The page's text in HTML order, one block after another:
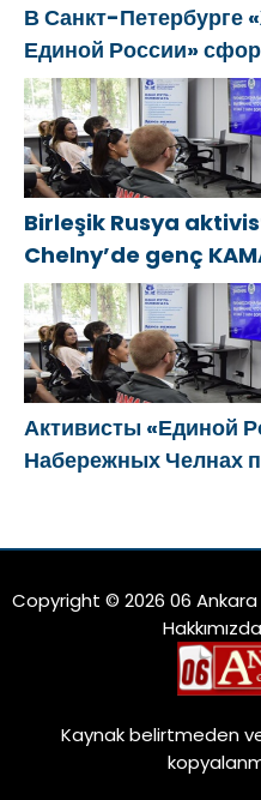
В Санкт-Петербурге
Единой России»
предложения по
программ
Birleşik Rusya
Chelny’de genç
eğitim etkinlikleri
Активисты «Единой
Набережных Челнах
Copyright © 2026 06
Hakkımızda
Kaynak belirtmeden